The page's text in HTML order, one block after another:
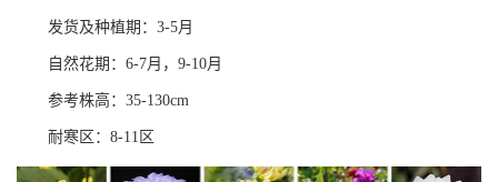
发货及种植期：3-5月
自然花期：6-7月，9-10月
参考株高：35-130cm
耐寒区：8-11区